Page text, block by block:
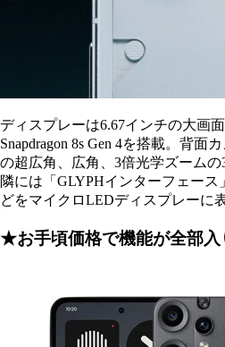
ディスプレーは6.67インチの大画
Snapdragon 8s Gen 4を搭載。背面
の超広角、広角、3倍光学ズーム
隣には「GLYPHインターフェー
どをマイクロLEDディスプレーに
★お手頃価格で機能が全部入